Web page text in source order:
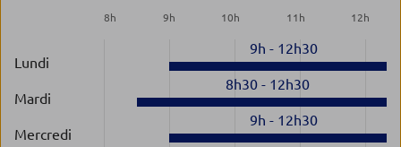
8h 9h 10h 11 h 12h
Lundi
9h - 12h30
Mardi
8h30- 12h30
Mercredi
9h - 12h30